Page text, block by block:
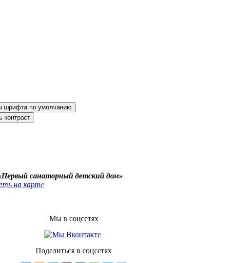
шрифта по умолчанию
контраст
санаторный детский дом»
на карте
Мы в соцсетях
Поделиться в соцсетях